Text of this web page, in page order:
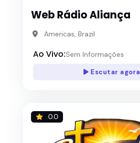
Web Rádio Aliança
Americas, Brazil
Ao Vivo:Sem Informações
Escutar agora
0.0